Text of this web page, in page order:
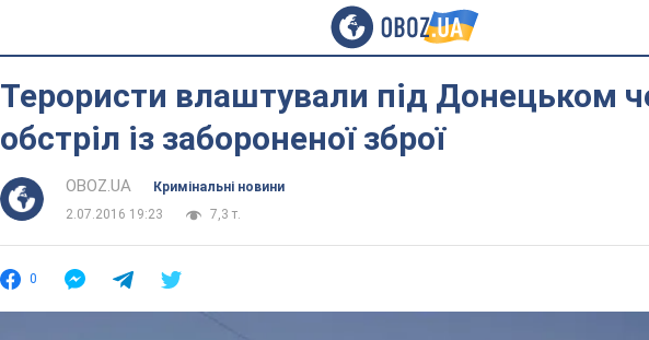
Терористи влаштували під Донецьком
обстріл із забороненої зброї
OBOZ.UA
Кримінальні новини
2.07.2016 19:23
7,3 т.
0